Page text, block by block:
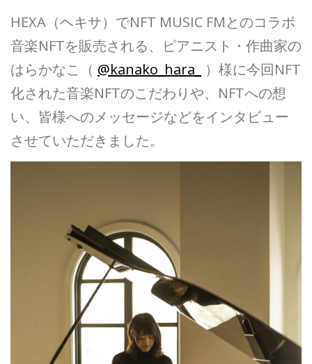
HEXA（ヘキサ）でNFT MUSIC FMとのコラボ
音楽NFTを販売される、ピアニスト・作曲家の
はらかなこ（ @kanako_hara_
）様に今回NFT
化された音楽NFTのこだわりや、NFTへの想
い、皆様へのメッセージなどをインタビュー
させていただきました。